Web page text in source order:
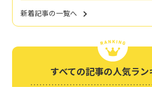
新着記事の一覧へ
すべての記事の人気ラン